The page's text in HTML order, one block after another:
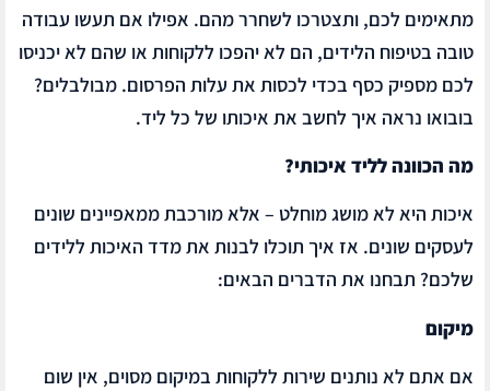
מתאימים לכם, ותצטרכו לשחרר מהם. אפילו אם תעשו עבודה
טובה בטיפוח הלידים, הם לא יהפכו ללקוחות או שהם לא יכניסו
לכם מספיק כסף בכדי לכסות את עלות הפרסום. מבולבלים?
בובואו נראה איך לחשב את איכותו של כל ליד.
מה הכוונה לליד איכותי?
איכות היא לא מושג מוחלט – אלא מורכבת ממאפיינים שונים
לעסקים שונים. אז איך תוכלו לבנות את מדד האיכות ללידים
שלכם? תבחנו את הדברים הבאים:
מיקום
אם אתם לא נותנים שירות ללקוחות במיקום מסוים, אין שום